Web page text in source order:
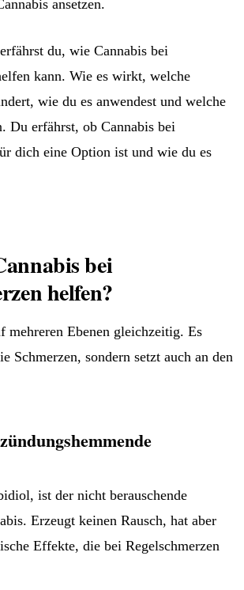
ansetzen.
du, wie Cannabis bei
kann. Wie es wirkt, welche
wie du es anwendest und welche
Du erfährst, ob Cannabis bei
dich eine Option ist und wie du es
bei
helfen?
mehreren Ebenen gleichzeitig. Es
Schmerzen, sondern setzt auch an den
ist der nicht berauschende
Erzeugt keinen Rausch, hat aber
Effekte, die bei Regelschmerzen